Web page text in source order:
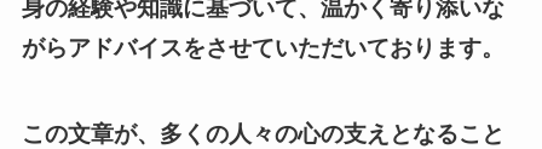
身の経験や知識に基づいて、温かく寄り添いな
がらアドバイスをさせていただいております。
この文章が、多くの人々の心の支えとなること